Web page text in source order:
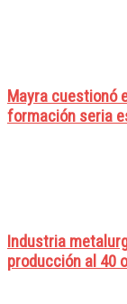
Mayra cuestionó
formación seria
Industria
producción al 40